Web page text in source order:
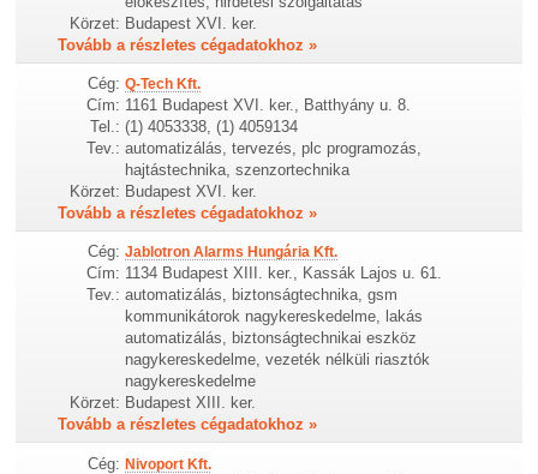
Körzet: Budapest XVI. ker.
Tovább a részletes cégadatokhoz »
Cég: Q-Tech Kft.
Cím: 1161 Budapest XVI. ker., Batthyány u. 8.
Tel.: (1) 4053338, (1) 4059134
Tev.: automatizálás, tervezés, plc programozás,
hajtástechnika, szenzortechnika
Körzet: Budapest XVI. ker.
Tovább a részletes cégadatokhoz »
Cég: Jablotron Alarms Hungária Kft.
Cím: 1134 Budapest XIII. ker., Kassák Lajos u. 61.
Tev.: automatizálás, biztonságtechnika, gsm
kommunikátorok nagykereskedelme, lakás
automatizálás, biztonságtechnikai eszköz
nagykereskedelme, vezeték nélküli riasztók
nagykereskedelme
Körzet: Budapest XIII. ker.
Tovább a részletes cégadatokhoz »
Cég: Nivoport Kft.